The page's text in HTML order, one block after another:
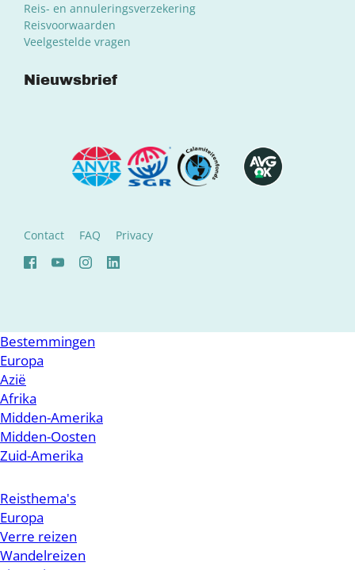
Reis- en annuleringsverzekering
Reisvoorwaarden
Veelgestelde vragen
Nieuwsbrief
Contact FAQ Privacy
Bestemmingen
Europa
Azië
Afrika
Midden-Amerika
Midden-Oosten
Zuid-Amerika
Reisthema's
Europa
Verre reizen
Wandelreizen